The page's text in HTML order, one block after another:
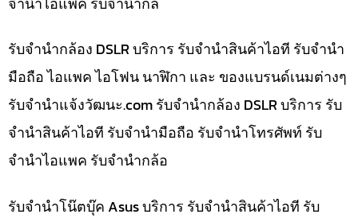
รับจำนำกล้อง DSLR บริการ รับจำนำสินค้าไอที รับจำนำ
มือถือ ไอแพค ไอโฟน นาฬิกา และ ของแบรนด์เนมต่างๆ
รับจํานําแจ้งวัฒนะ.com รับจำนำกล้อง DSLR บริการ รับ
จำนำสินค้าไอที รับจำนำมือถือ รับจำนำโทรศัพท์ รับ
จำนำไอแพค รับจำนำกล้อ
รับจำนำโน๊ตบุ๊ค Asus บริการ รับจำนำสินค้าไอที รับ